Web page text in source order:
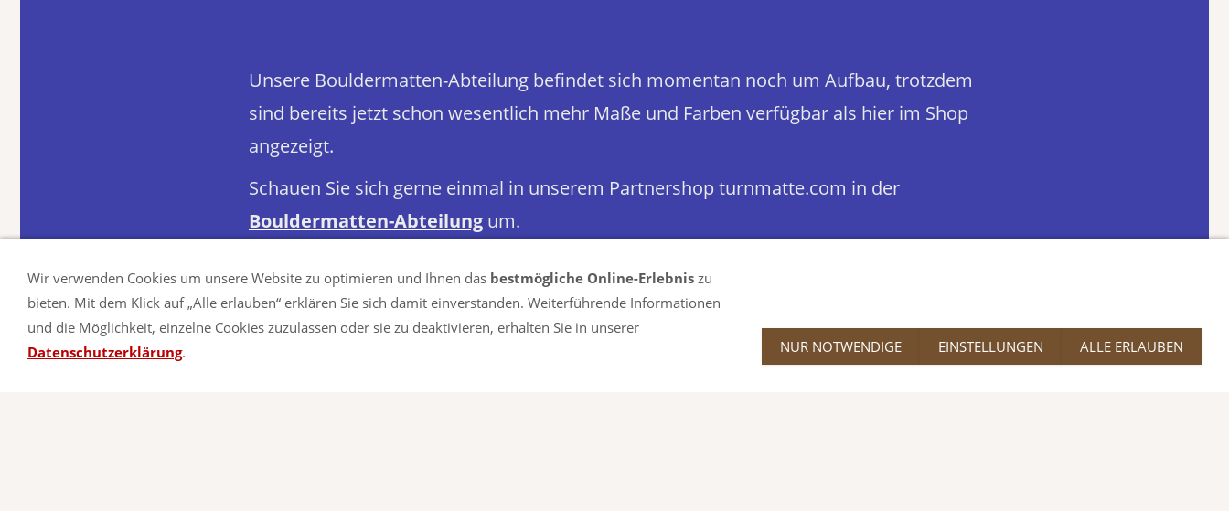
Unsere Bouldermatten-Abteilung befindet sich momentan noch um Aufbau, trotzdem
sind bereits jetzt schon wesentlich mehr Maße und Farben verfügbar als hier im Shop
angezeigt.
Schauen Sie sich gerne einmal in unserem Partnershop turnmatte.com in der
Bouldermatten-Abteilung um.
Wir verwenden Cookies um unsere Website zu optimieren und Ihnen das bestmögliche Online-Erlebnis zu
bieten. Mit dem Klick auf „Alle erlauben“ erklären Sie sich damit einverstanden. Weiterführende Informationen
und die Möglichkeit, einzelne Cookies zuzulassen oder sie zu deaktivieren, erhalten Sie in unserer
Datenschutzerklärung. NUR NOTWENDIGE EINSTELLUNGEN ALLE ERLAUBEN